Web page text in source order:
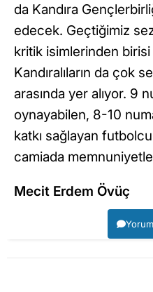
da Kandıra
edecek. Geçtiğimiz
kritik isimlerinden birisi
Kandıralıların da çok
arasında yer alıyor. 9
oynayabilen, 8-10
katkı sağlayan
camiada memnuniyetle
Mecit Erdem Övüç